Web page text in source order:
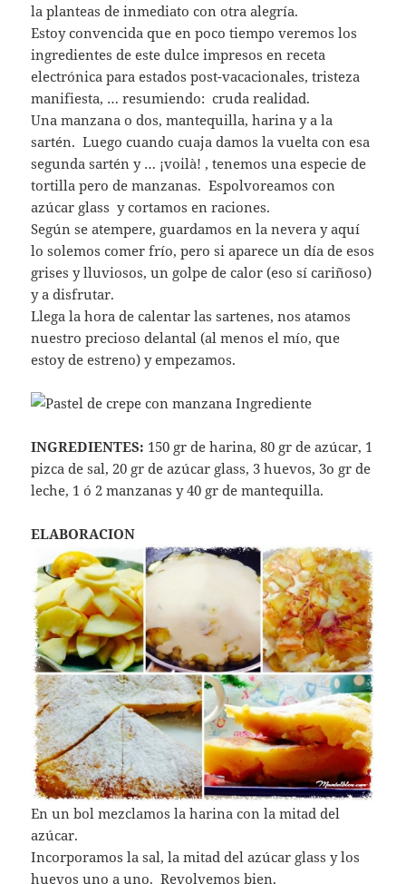
la planteas de inmediato con otra alegría.
Estoy convencida que en poco tiempo veremos los
ingredientes de este dulce impresos en receta
electrónica para estados post-vacacionales, tristeza
manifiesta, … resumiendo: cruda realidad.
Una manzana o dos, mantequilla, harina y a la
sartén. Luego cuando cuaja damos la vuelta con esa
segunda sartén y … ¡voilà! , tenemos una especie de
tortilla pero de manzanas. Espolvoreamos con
azúcar glass y cortamos en raciones.
Según se atempere, guardamos en la nevera y aquí
lo solemos comer frío, pero si aparece un día de esos
grises y lluviosos, un golpe de calor (eso sí cariñoso)
y a disfrutar.
Llega la hora de calentar las sartenes, nos atamos
nuestro precioso delantal (al menos el mío, que
estoy de estreno) y empezamos.
INGREDIENTES: 150 gr de harina, 80 gr de azúcar, 1
pizca de sal, 20 gr de azúcar glass, 3 huevos, 3o gr de
leche, 1 ó 2 manzanas y 40 gr de mantequilla.
ELABORACION
En un bol mezclamos la harina con la mitad del
azúcar.
Incorporamos la sal, la mitad del azúcar glass y los
huevos uno a uno. Revolvemos bien.